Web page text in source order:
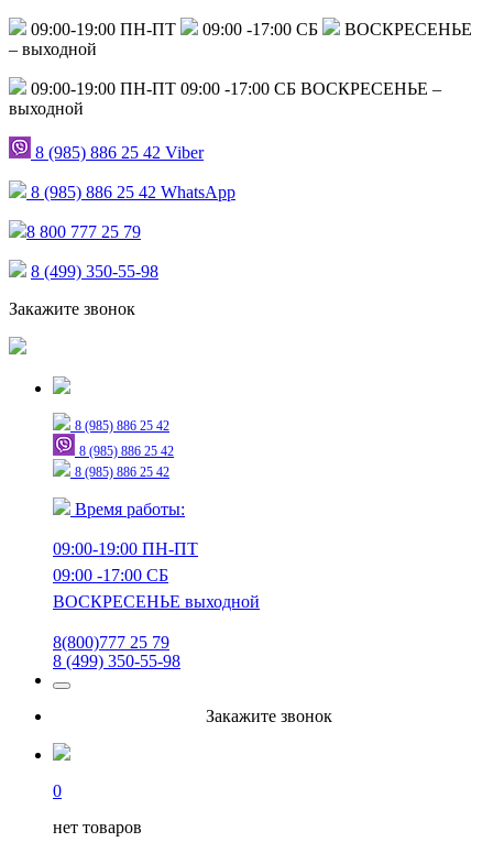
09:00-19:00 ПН-ПТ 09:00 -17:00 СБ
ВОСКРЕСЕНЬЕ
– выходной
09:00-19:00 ПН-ПТ 09:00 -17:00 СБ ВОСКРЕСЕНЬЕ –
выходной
8 (985) 886 25 42 Viber
8 (985) 886 25 42 WhatsApp
8 800 777 25 79
8 (499) 350-55-98
Закажите звонок
8 (985) 886 25 42
8 (985) 886 25 42
8 (985) 886 25 42
Время работы:
09:00-19:00 ПН-ПТ
09:00 -17:00 СБ
ВОСКРЕСЕНЬЕ выходной
8(800)777 25 79
8 (499) 350-55-98
Закажите звонок
0
нет товаров